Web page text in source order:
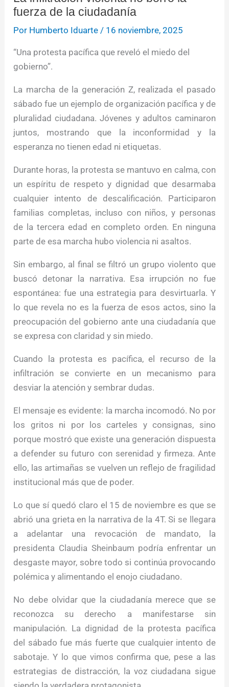
fuerza de la ciudadanía
Por Humberto Iduarte / 16 noviembre, 2025
“Una protesta pacífica que reveló el miedo del
gobierno”.
La marcha de la generación Z, realizada el pasado
sábado fue un ejemplo de organización pacífica y de
pluralidad ciudadana. Jóvenes y adultos caminaron
juntos, mostrando que la inconformidad y la
esperanza no tienen edad ni etiquetas.
Durante horas, la protesta se mantuvo en calma, con
un espíritu de respeto y dignidad que desarmaba
cualquier intento de descalificación. Participaron
familias completas, incluso con niños, y personas
de la tercera edad en completo orden. En ninguna
parte de esa marcha hubo violencia ni asaltos.
Sin embargo, al final se filtró un grupo violento que
buscó detonar la narrativa. Esa irrupción no fue
espontánea: fue una estrategia para desvirtuarla. Y
lo que revela no es la fuerza de esos actos, sino la
preocupación del gobierno ante una ciudadanía que
se expresa con claridad y sin miedo.
Cuando la protesta es pacífica, el recurso de la
infiltración se convierte en un mecanismo para
desviar la atención y sembrar dudas.
El mensaje es evidente: la marcha incomodó. No por
los gritos ni por los carteles y consignas, sino
porque mostró que existe una generación dispuesta
a defender su futuro con serenidad y firmeza. Ante
ello, las artimañas se vuelven un reflejo de fragilidad
institucional más que de poder.
Lo que sí quedó claro el 15 de noviembre es que se
abrió una grieta en la narrativa de la 4T. Si se llegara
a adelantar una revocación de mandato, la
presidenta Claudia Sheinbaum podría enfrentar un
desgaste mayor, sobre todo si continúa provocando
polémica y alimentando el enojo ciudadano.
No debe olvidar que la ciudadanía merece que se
reconozca su derecho a manifestarse sin
manipulación. La dignidad de la protesta pacífica
del sábado fue más fuerte que cualquier intento de
sabotaje. Y lo que vimos confirma que, pese a las
estrategias de distracción, la voz ciudadana sigue